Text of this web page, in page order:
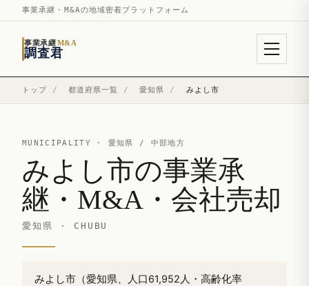
事業承継・M&Aの地域密着プラットフォーム
事業承継M&A
調査君
トップ / 都道府県一覧 / 愛知県 / みよし市
MUNICIPALITY · 愛知県 / 中部地方
みよし市の事業承
継・M&A・会社売却
愛知県 · CHUBU
みよし市（愛知県、人口61,952人・高齢化率